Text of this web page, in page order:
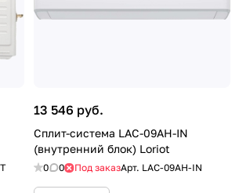
13 546 руб.
Сплит-система LAC-09AH-IN
(внутренний блок) Loriot
0 0 Под заказАрт. LAC-09AH-IN